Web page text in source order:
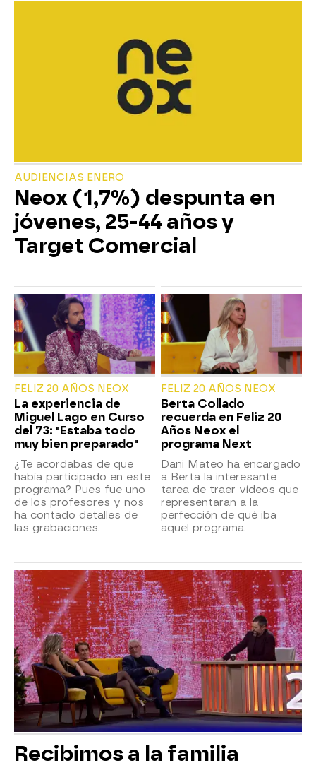
AUDIENCIAS ENERO
Neox (1,7%) despunta en
jóvenes, 25-44 años y
Target Comercial
FELIZ 20 AÑOS NEOX
La experiencia de
Miguel Lago en Curso
del 73: "Estaba todo
muy bien preparado"
¿Te acordabas de que
había participado en este
programa? Pues fue uno
de los profesores y nos
ha contado detalles de
las grabaciones.
FELIZ 20 AÑOS NEOX
Berta Collado
recuerda en Feliz 20
Años Neox el
programa Next
Dani Mateo ha encargado
a Berta la interesante
tarea de traer vídeos que
representaran a la
perfección de qué iba
aquel programa.
Recibimos a la familia